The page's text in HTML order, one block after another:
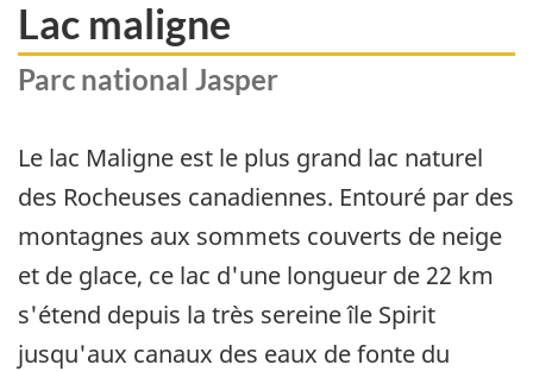
Lac maligne
Parc national Jasper
Le lac Maligne est le plus grand lac naturel
des Rocheuses canadiennes. Entouré par des
montagnes aux sommets couverts de neige
et de glace, ce lac d'une longueur de 22 km
s'étend depuis la très sereine île Spirit
jusqu'aux canaux des eaux de fonte du